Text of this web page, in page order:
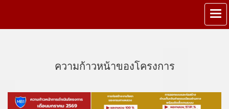
ความก้าวหน้าของโครงการ